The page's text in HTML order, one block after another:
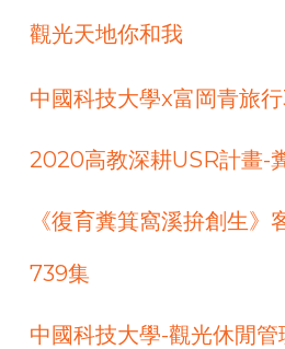
觀光天地你和我
中國科技大學x富岡青旅
2020高教深耕USR計畫-
《復育糞箕窩溪拚創生》
739集
中國科技大學-觀光休閒